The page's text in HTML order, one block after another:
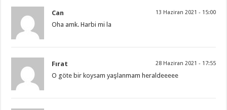
Can 13 Haziran 2021 - 15:00
Oha amk. Harbi mi la
Fırat 28 Haziran 2021 - 17:55
O göte bir koysam yaşlanmam heraldeeeee